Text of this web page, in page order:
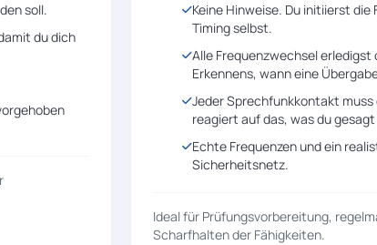
soll.
du dich
Keine Hinweise. Du initiierst
Timing selbst.
Alle Frequenzwechsel
Erkennens, wann eine
Jeder Sprechfunkkontakt
reagiert auf das, was du
Echte Frequenzen und ein
Sicherheitsnetz.
Ideal für Prüfungsvorbereitung,
Scharfhalten der Fähigkeiten.